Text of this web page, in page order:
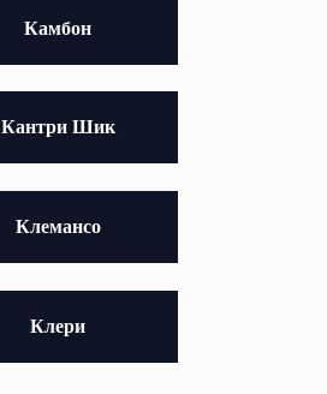
Камбон
Кантри Шик
Клемансо
Клери